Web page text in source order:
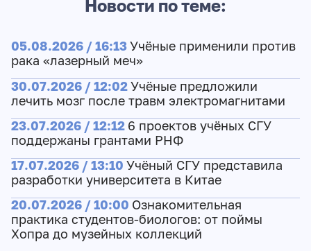
Новости по теме:
05.08.2026 / 16:13Учёные применили против
рака «лазерный меч»
30.07.2026 / 12:02Учёные предложили
лечить мозг после травм электромагнитами
23.07.2026 / 12:12 6 проектов учёных СГУ
поддержаны грантами РНФ
17.07.2026 / 13:10 Учёный СГУ представила
разработки университета в Китае
20.07.2026 / 10:00 Ознакомительная
практика студентов-биологов: от поймы
Хопра до музейных коллекций